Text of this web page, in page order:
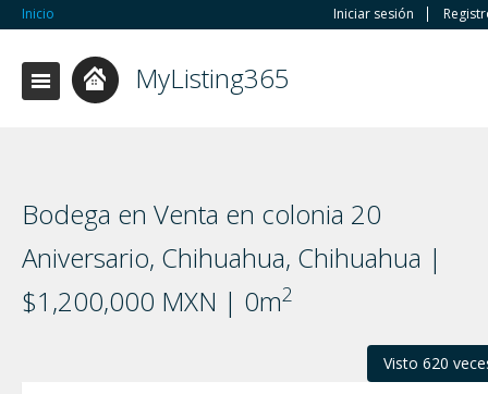
Inicio Iniciar sesión
MyListing365
Bodega en Venta en colonia 20
Aniversario, Chihuahua, Chihuahua |
$1,200,000 MXN | 0m2
Visto 620